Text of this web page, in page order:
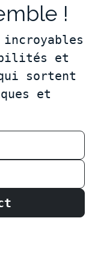
!
incroyables
et
sortent
et